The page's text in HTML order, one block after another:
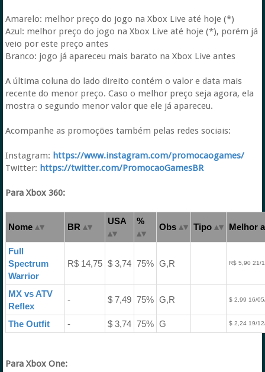
Amarelo: melhor preço do jogo na Xbox Live até hoje (*)
Azul: melhor preço do jogo na Xbox Live até hoje (*), porém já
veio por este preço antes
Branco: jogo já apareceu mais barato na Xbox Live antes
A última coluna do lado direito contém o valor e data mais
recente do menor preço. Caso o melhor preço seja agora, ela
mostra o segundo menor valor que ele já apareceu.
Acompanhe as promoções também pelas redes sociais:
Instagram: https://www.instagram.com/promocaogames/
Twitter: https://twitter.com/PromocaoGamesBR
Para Xbox 360:
Nome BR
USA %
Obs Tipo Melhor
Full
Spectrum
Warrior
R$ 14,75 $ 3,74 75% G,R R$ 5,90 21/
MX vs ATV
Reflex
- $ 7,49 75% G,R $ 2,99 16/
The Outfit - $ 3,74 75% G $ 2,24 19/
Para Xbox One: